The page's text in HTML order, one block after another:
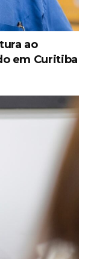
ao
em Curitiba